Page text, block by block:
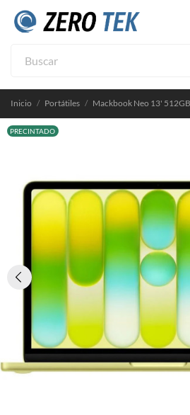
Inicio Portátiles Mackbook Neo 13'
PRECINTADO